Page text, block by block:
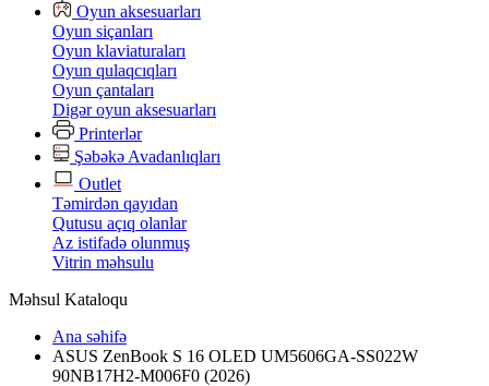
Oyun aksesuarları
Oyun siçanları
Oyun klaviaturaları
Oyun qulaqcıqları
Oyun çantaları
Digər oyun aksesuarları
Printerlər
Şəbəkə Avadanlıqları
Outlet
Təmirdən qayıdan
Qutusu açıq olanlar
Az istifadə olunmuş
Vitrin məhsulu
Məhsul Kataloqu
Ana səhifə
ASUS ZenBook S 16 OLED UM5606GA-SS022W
90NB17H2-M006F0 (2026)